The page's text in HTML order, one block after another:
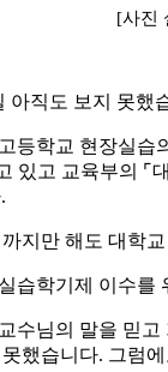
[사진
아직도 보지 못
등학교 현장실습
있고 교육부의
지만 해도 대학
습학기제 이수
수님의 말을 믿
했습니다. 그럼